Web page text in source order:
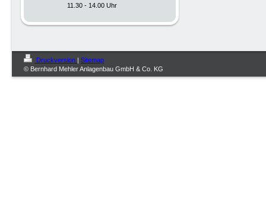
11.30 - 14.00 Uhr
Druckversion | Sitemap
© Bernhard Mehler Anlagenbau GmbH & Co. KG